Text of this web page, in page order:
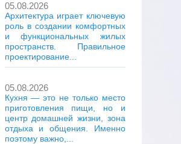
05.08.2026
Архитектура играет ключевую
роль в создании комфортных
и функциональных жилых
пространств. Правильное
проектирование...
05.08.2026
Кухня — это не только место
приготовления пищи, но и
центр домашней жизни, зона
отдыха и общения. Именно
поэтому важно,...